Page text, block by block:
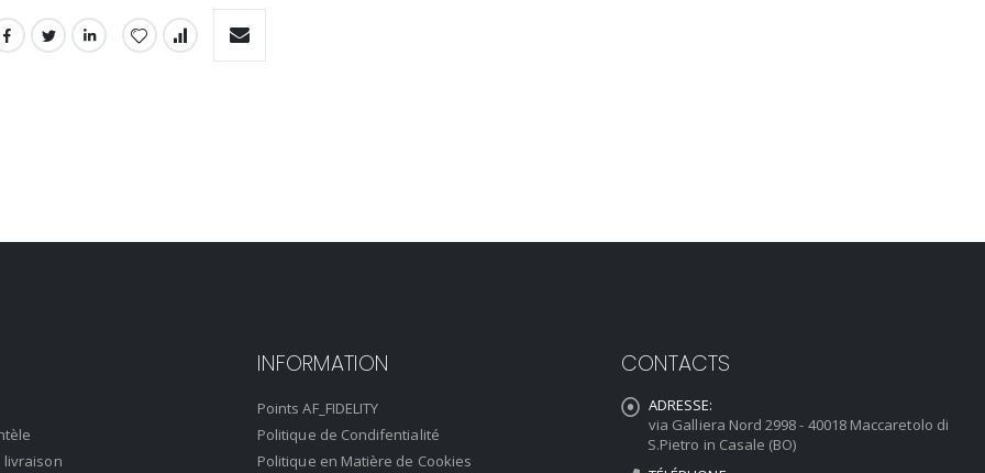
livraison
INFORMATION
Points AF_FIDELITY
Politique de Condifentialité
Politique en Matière de Cookies
CONTACTS
ADRESSE:
via Galliera Nord 2998 - 40018 Maccaretolo di
S.Pietro in Casale (BO)